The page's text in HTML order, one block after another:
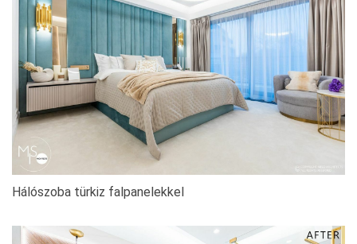
Hálószoba türkiz falpanelekkel